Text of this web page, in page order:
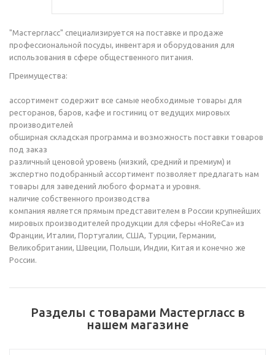
"Мастергласс" специализируется на поставке и продаже
профессиональной посуды, инвентаря и оборудования для
использования в сфере общественного питания.
Преимущества:
ассортимент содержит все самые необходимые товары для
ресторанов, баров, кафе и гостиниц от ведущих мировых
производителей
обширная складская программа и возможность поставки товаров
под заказ
различный ценовой уровень (низкий, средний и премиум) и
экспертно подобранный ассортимент позволяет предлагать нам
товары для заведений любого формата и уровня.
наличие собственного производства
компания является прямым представителем в России крупнейших
мировых производителей продукции для сферы «HoReCa» из
Франции, Италии, Португалии, США, Турции, Германии,
Великобритании, Швеции, Польши, Индии, Китая и конечно же
России.
Разделы с товарами Мастергласс в
нашем магазине